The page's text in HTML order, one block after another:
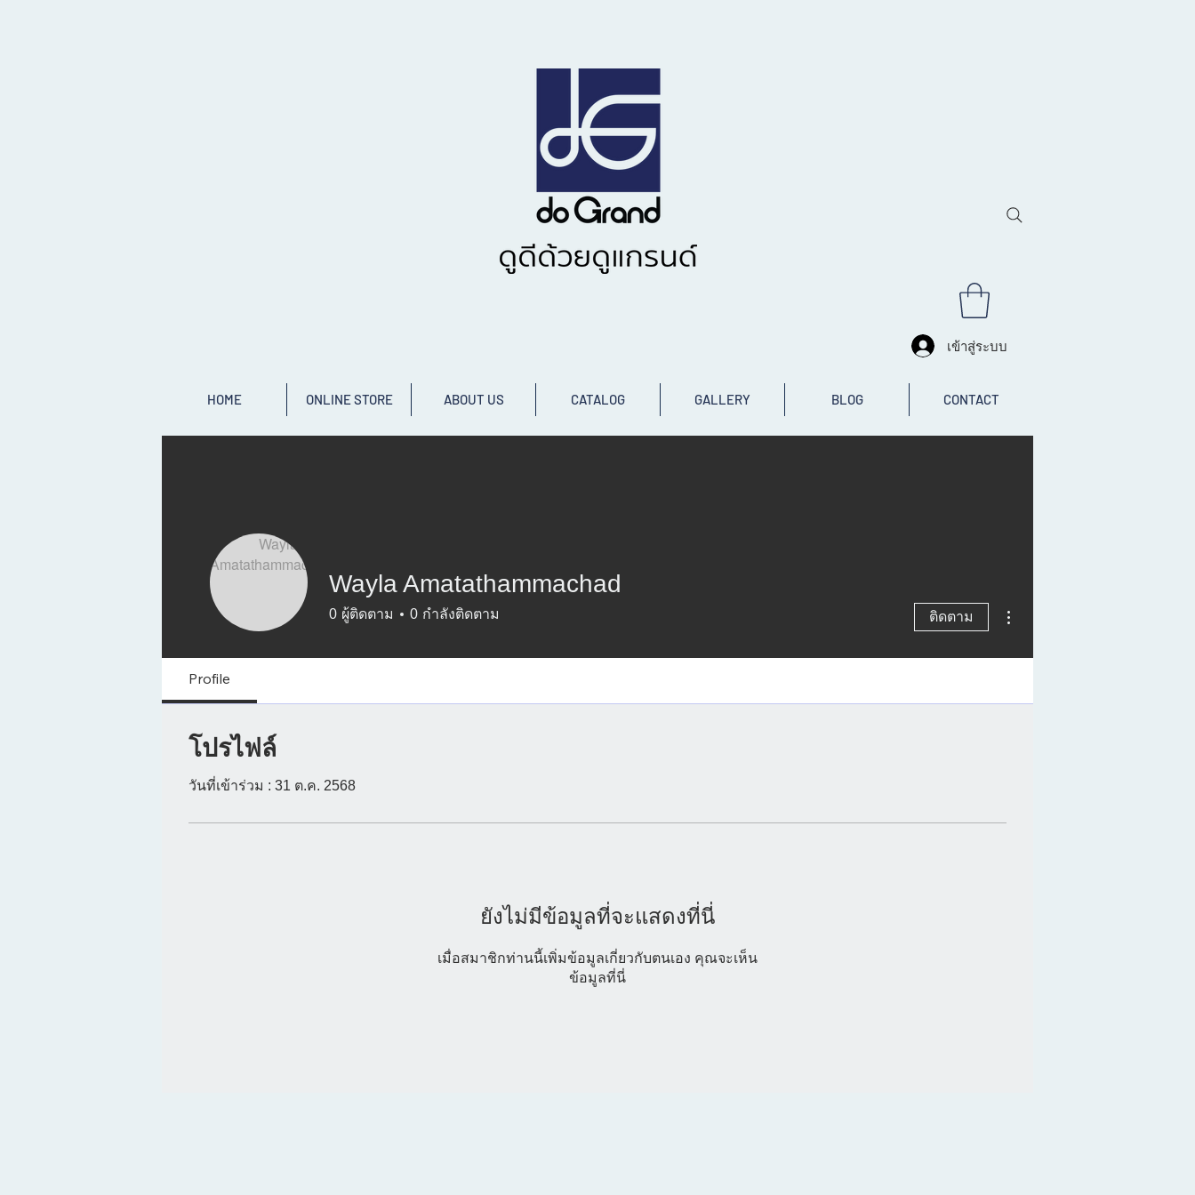
เข้าสู่ระบบ
HOME ONLINE STORE ABOUT US CATALOG GALLERY BLOG CONTACT
Wayla Amatathammachad
0 ผู้ติดตาม 0 กำลังติดตาม ติดตาม
Profile
โปรไฟล์
วันที่เข้าร่วม : 31 ต.ค. 2568
ยังไม่มีข้อมูลที่จะแสดงที่นี่
เมื่อสมาชิกท่านนี้เพิ่มข้อมูลเกี่ยวกับตนเอง คุณจะเห็น
ข้อมูลที่นี่